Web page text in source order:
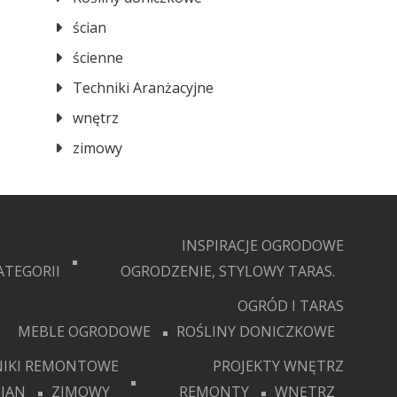
ścian
ścienne
Techniki Aranżacyjne
wnętrz
zimowy
INSPIRACJE OGRODOWE
OGRODZENIE, STYLOWY TARAS.
OGRÓD I TARAS
MEBLE OGRODOWE
ROŚLINY DONICZKOWE
REMONTOWE
ZIMOWY
PROJEKTY WNĘTRZ
REMONTY
WNĘTRZ